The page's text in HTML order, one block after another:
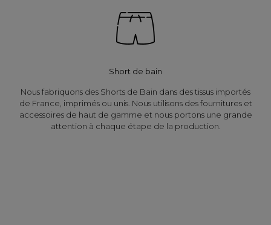
Short de bain
Nous fabriquons des Shorts de Bain dans des tissus importés
de France, imprimés ou unis. Nous utilisons des fournitures et
accessoires de haut de gamme et nous portons une grande
attention à chaque étape de la production.